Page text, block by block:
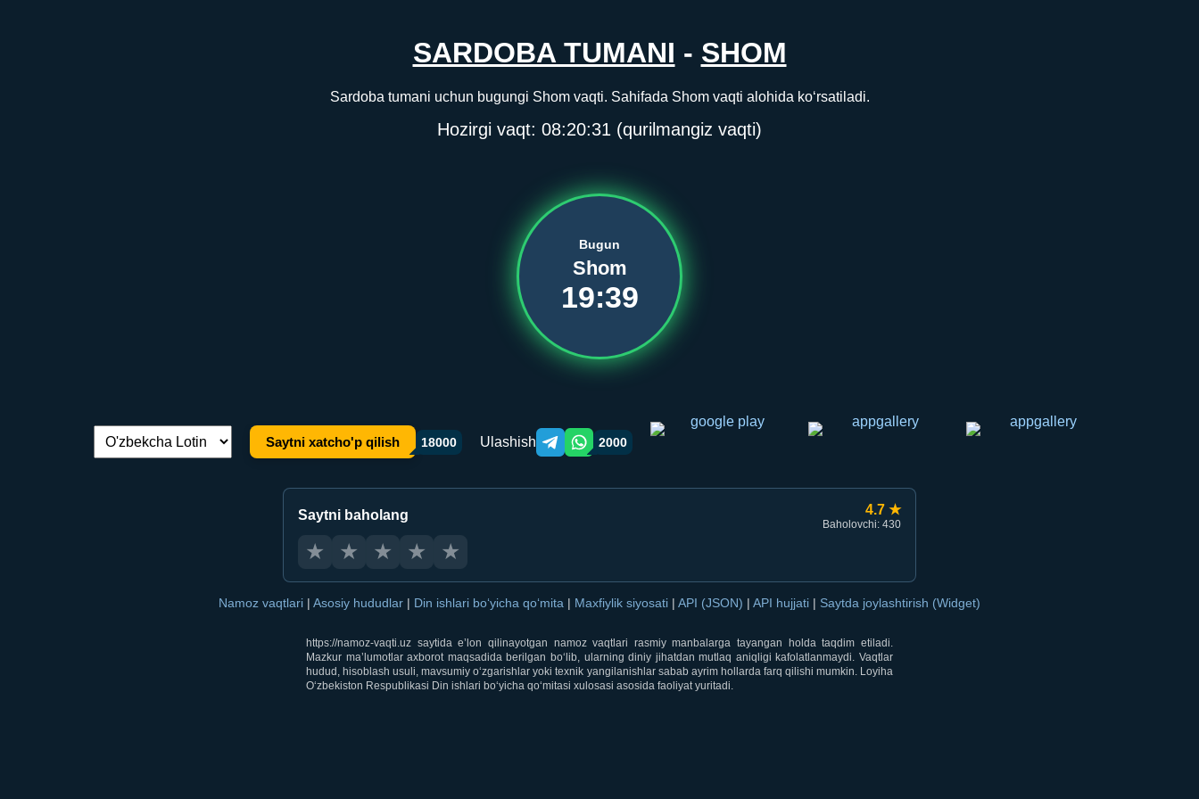
SARDOBA TUMANI - SHOM
Sardoba tumani uchun bugungi Shom vaqti. Sahifada Shom vaqti alohida ko‘rsatiladi.
Hozirgi vaqt: 08:20:31 (qurilmangiz vaqti)
Bugun
Shom
19:39
Tilni almashtirish: Saytni xatcho'p qilish 18000 Ulashish Telegram orqali ulashish
WhatsApp orqali ulashish
2000
Saytni baholang 4.7 ★
Baholovchi: 430
★ ★ ★ ★ ★
Namoz vaqtlari | Asosiy hududlar | Din ishlari bo‘yicha qo‘mita | Maxfiylik siyosati | API (JSON) | API hujjati | Saytda joylashtirish (Widget)
https://namoz-vaqti.uz saytida e’lon qilinayotgan namoz vaqtlari rasmiy manbalarga tayangan holda taqdim etiladi.
Mazkur ma’lumotlar axborot maqsadida berilgan bo‘lib, ularning diniy jihatdan mutlaq aniqligi kafolatlanmaydi. Vaqtlar
hudud, hisoblash usuli, mavsumiy o‘zgarishlar yoki texnik yangilanishlar sabab ayrim hollarda farq qilishi mumkin. Loyiha
O‘zbekiston Respublikasi Din ishlari bo‘yicha qo‘mitasi xulosasi asosida faoliyat yuritadi.